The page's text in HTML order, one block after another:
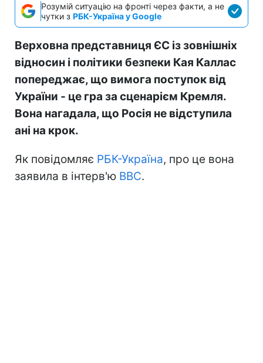
Розумій ситуацію на фронті через факти, а не
чутки з РБК-Україна у Google
Верховна представниця ЄС із зовнішніх
відносин і політики безпеки Кая Каллас
попереджає, що вимога поступок від
України - це гра за сценарієм Кремля.
Вона нагадала, що Росія не відступила
ані на крок.
Як повідомляє РБК-Україна, про це вона
заявила в інтерв'ю ВВС.